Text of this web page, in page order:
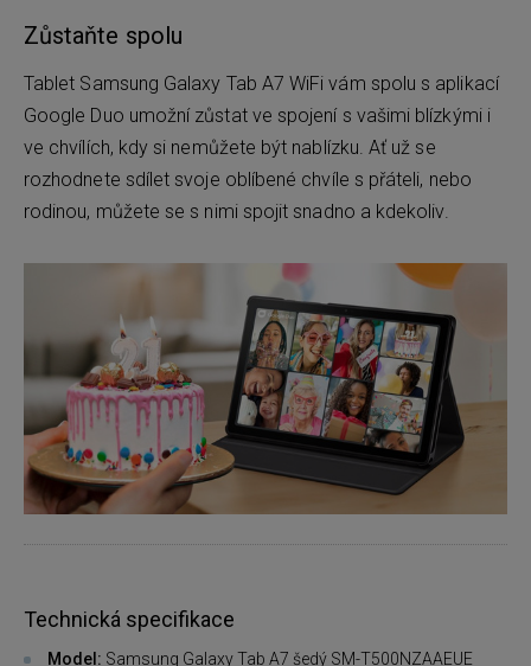
Zůstaňte spolu
Tablet Samsung Galaxy Tab A7 WiFi vám spolu s aplikací
Google Duo umožní zůstat ve spojení s vašimi blízkými i
ve chvílích, kdy si nemůžete být nablízku. Ať už se
rozhodnete sdílet svoje oblíbené chvíle s přáteli, nebo
rodinou, můžete se s nimi spojit snadno a kdekoliv.
Technická specifikace
Model: Samsung Galaxy Tab A7 šedý SM-T500NZAAEUE